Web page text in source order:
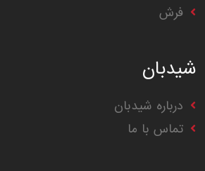
فرش
شیدبان
درباره شیدبان
تماس با ما